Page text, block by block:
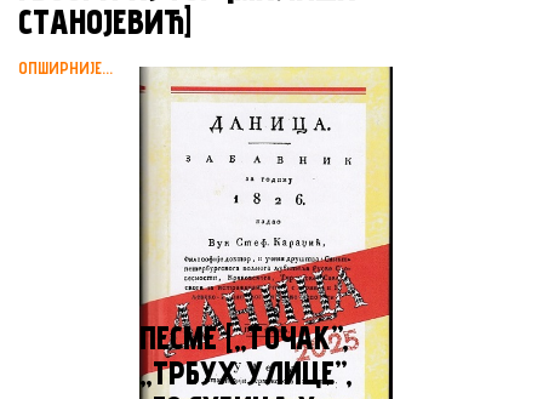
СТАНОЈЕВИЋ]
ОПШИРНИЈЕ...
ПЕСМЕ [„TOЧАК”,
„ТРБУХ УЛИЦЕ”,